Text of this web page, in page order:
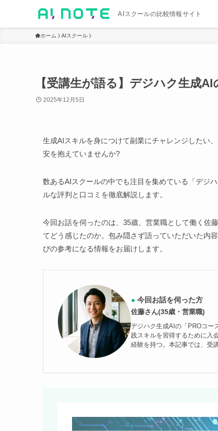
AIスクールの比較情報サイト
ホーム AIスクール
【受講生が語る】デジハク生成
2025年12月5日
生成AIスキルを身につけて副業にチャレンジしたい
安を抱えていませんか?
数あるAIスクールの中でも注目を集めている「デジ
ルな評判と口コミを徹底解説します。
今回お話を伺ったのは、35歳、営業職として働く佐
てどう感じたのか。包み隠さず語っていただいた内
びの参考になる情報をお届けします。
● 今回お話を伺った方
佐藤さん(35歳・営業職)
デジハク生成AIの「PROコー
践スキルを習得するために入
経験を持つ。本記事では、受